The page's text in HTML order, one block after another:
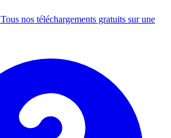
Tous nos téléchargements gratuits sur une